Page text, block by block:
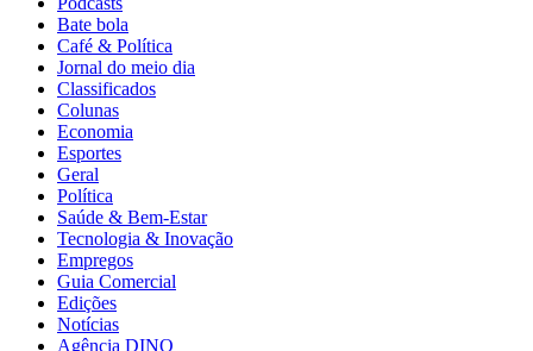
Bate bola
Café & Política
Jornal do meio dia
Classificados
Colunas
Economia
Esportes
Geral
Política
Saúde & Bem-Estar
Tecnologia & Inovação
Empregos
Guia Comercial
Edições
Notícias
Agência DINO